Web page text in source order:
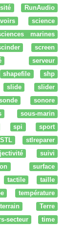
RunAudio
science
marines
screen
serveur
shapefile
shp
slide
slider
sonore
sous-marin
spi
sport
STL
stlreparer
suivi
surface
tactile
taille
température
terrain
Terre
secteur
time